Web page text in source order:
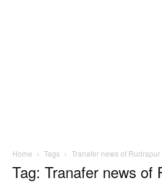
Home Tags Tranafer news of Rudrapur
Tag: Tranafer news of